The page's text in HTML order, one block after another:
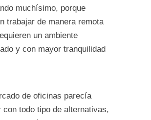
muchísimo, porque
trabajar de manera remota
un ambiente
y con mayor tranquilidad
de oficinas parecía
con todo tipo de alternativas,